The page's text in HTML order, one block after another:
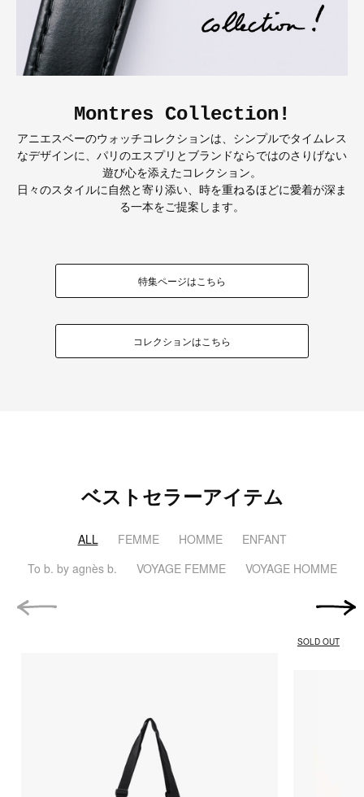
Montres Collection!
アニエスベーのウォッチコレクションは、シンプルでタイムレス
なデザインに、パリのエスプリとブランドならではのさりげない
遊び心を添えたコレクション。
日々のスタイルに自然と寄り添い、時を重ねるほどに愛着が深ま
る一本をご提案します。
特集ページはこちら
コレクションはこちら
ベストセラーアイテム
ALL FEMME HOMME
ENFANT
To b. by agnès b.
VOYAGE FEMME VOYAGE HOMME
SOLD OUT
前の画像 次の